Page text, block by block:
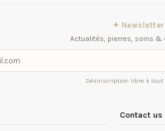
✦ Newsletter
Actualités, pierres, soins &
Désinscription libre à tout
Contact us